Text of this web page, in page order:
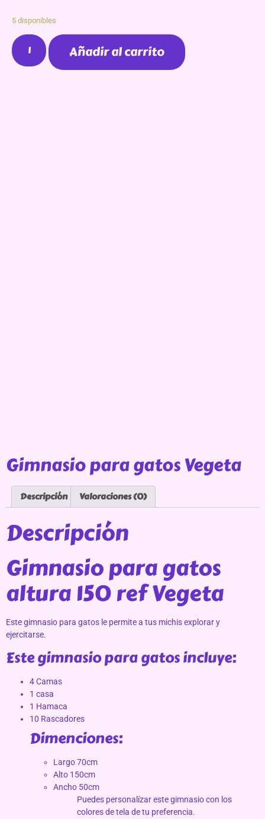
5 disponibles
Añadir al carrito
Gimnasio para gatos Vegeta
Descripción Valoraciones (0)
Descripción
Gimnasio para gatos
altura 150 ref Vegeta
Este gimnasio para gatos le permite a tus michis explorar y
ejercitarse.
Este gimnasio para gatos incluye:
4 Camas
1 casa
1 Hamaca
10 Rascadores
Dimenciones:
Largo 70cm
Alto 150cm
Ancho 50cm
Puedes personalízar este gimnasio con los
colores de tela de tu preferencia.